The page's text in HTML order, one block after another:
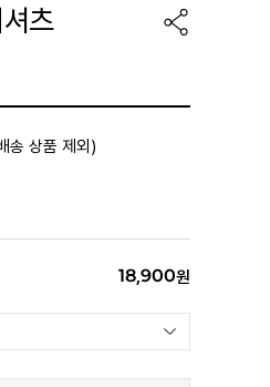
츠
송 상품 제외)
18,900원